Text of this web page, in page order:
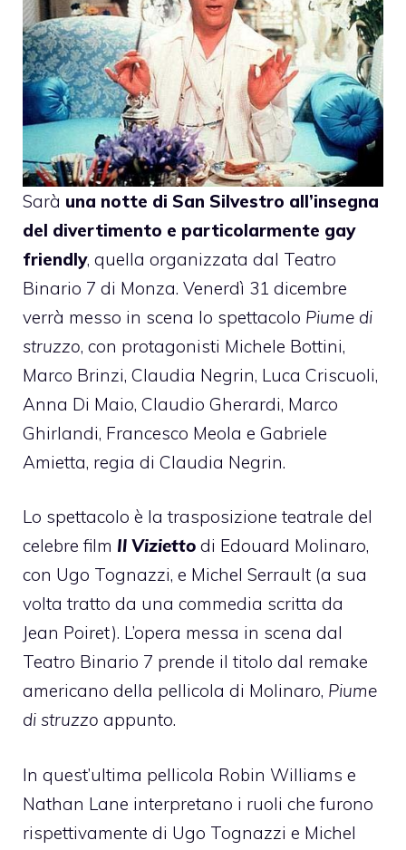
Sarà una notte di San Silvestro all’insegna
del divertimento e particolarmente gay
friendly, quella organizzata dal Teatro
Binario 7 di Monza. Venerdì 31 dicembre
verrà messo in scena lo spettacolo Piume di
struzzo, con protagonisti Michele Bottini,
Marco Brinzi, Claudia Negrin, Luca Criscuoli,
Anna Di Maio, Claudio Gherardi, Marco
Ghirlandi, Francesco Meola e Gabriele
Amietta, regia di Claudia Negrin.
Lo spettacolo è la trasposizione teatrale del
celebre film Il Vizietto di Edouard Molinaro,
con Ugo Tognazzi, e Michel Serrault (a sua
volta tratto da una commedia scritta da
Jean Poiret). L’opera messa in scena dal
Teatro Binario 7 prende il titolo dal remake
americano della pellicola di Molinaro, Piume
di struzzo appunto.
In quest’ultima pellicola Robin Williams e
Nathan Lane interpretano i ruoli che furono
rispettivamente di Ugo Tognazzi e Michel